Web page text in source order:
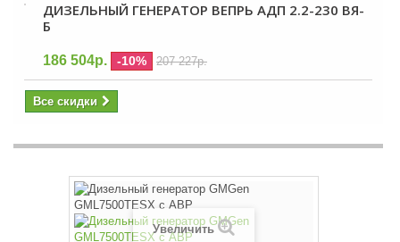
ДИЗЕЛЬНЫЙ ГЕНЕРАТОР ВЕПРЬ АДП 2.2-230 ВЯ-
Б
186 504р. -10% 207 227р.
Все скидки
Увеличить